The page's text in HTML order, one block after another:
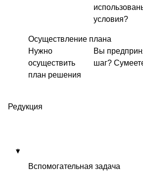
условия?
Осуществление плана
Нужно
осуществить
план решения
Вы
шаг?
Редукция
Вспомогательная задача